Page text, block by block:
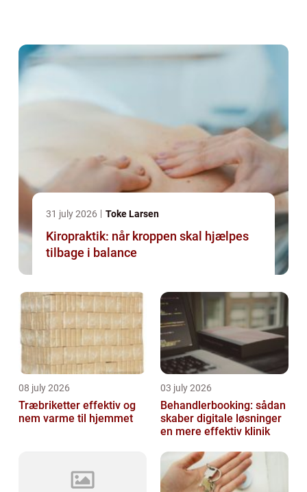
31 july 2026 Toke Larsen
Kiropraktik: når kroppen skal hjælpes
tilbage i balance
08 july 2026
Træbriketter effektiv og
nem varme til hjemmet
03 july 2026
Behandlerbooking: sådan
skaber digitale løsninger
en mere effektiv klinik